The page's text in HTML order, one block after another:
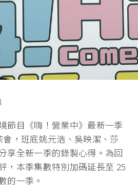
節目《嗨！營業中》最新一季
，班底姚元浩、吳映潔、莎
享全新一季的錄製心得。為回
，本季集數特別加碼延長至 25
的一季。